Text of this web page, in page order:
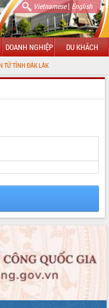
Vietnamese| English
DOANH NGHIỆP DU KHÁCH
LẮK